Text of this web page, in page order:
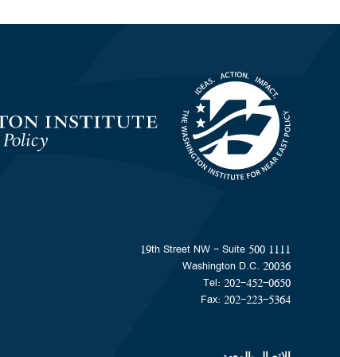
Homepage
1111 19th Street NW - Suite 500
Washington D.C. 20036
Tel: 202-452-0650
Fax: 202-223-5364